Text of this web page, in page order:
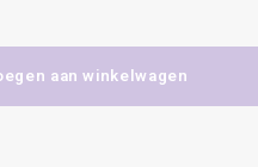
aan winkelwagen